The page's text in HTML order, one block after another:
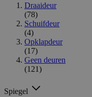
Draaideur
(78)
Schuifdeur
(4)
Opklapdeur
(17)
Geen deuren
(121)
Spiegel